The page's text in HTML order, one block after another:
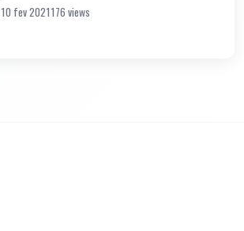
10 fev 2021176 views